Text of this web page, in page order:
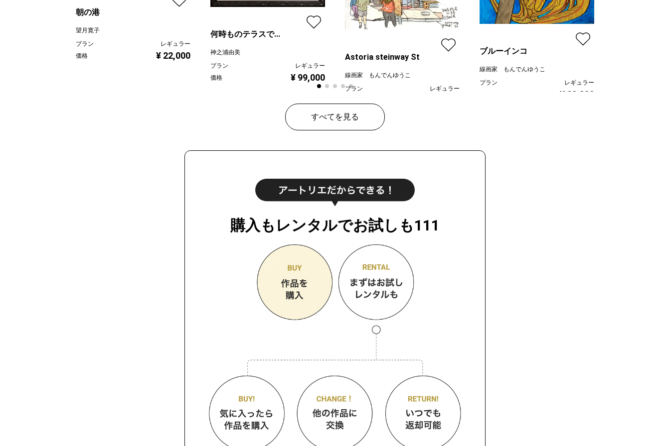
朝の港
望月寛子
プラン
レギュラー
価格
¥ 22,000
何時ものテラスで...
神之浦由美
プラン
レギュラー
価格
¥ 99,000
Astoria steinway St
線画家 もんでんゆうこ
プラン
レギュラー
ブルーインコ
線画家 もんでんゆうこ
プラン
レギュラー
¥ 80,000
すべてを見る
購入もレンタルでお試しも111